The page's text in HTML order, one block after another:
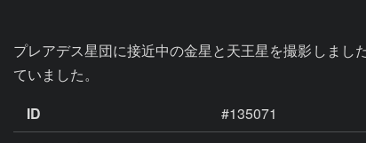
プレアデス星団に接近中の金星と天王星を撮影しま
ていました。
ID
#135071